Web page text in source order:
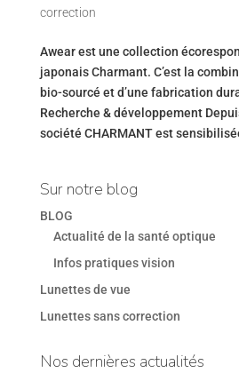
correction
Awear est une collection
japonais Charmant. C’est la
bio-sourcé et d’une fabrication
Recherche & développement
société CHARMANT est
Sur notre blog
BLOG
Actualité de la santé optique
Infos pratiques vision
Lunettes de vue
Lunettes sans correction
Nos dernières actualités